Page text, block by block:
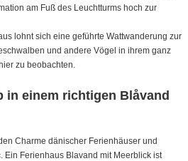
am Fuß des Leuchtturms hoch zur
lohnt sich eine geführte Wattwanderung zur
und andere Vögel in ihrem ganz
zu beobachten.
in einem richtigen Blåvand
Charme dänischer Ferienhäuser und
Ein Ferienhaus Blavand mit Meerblick ist